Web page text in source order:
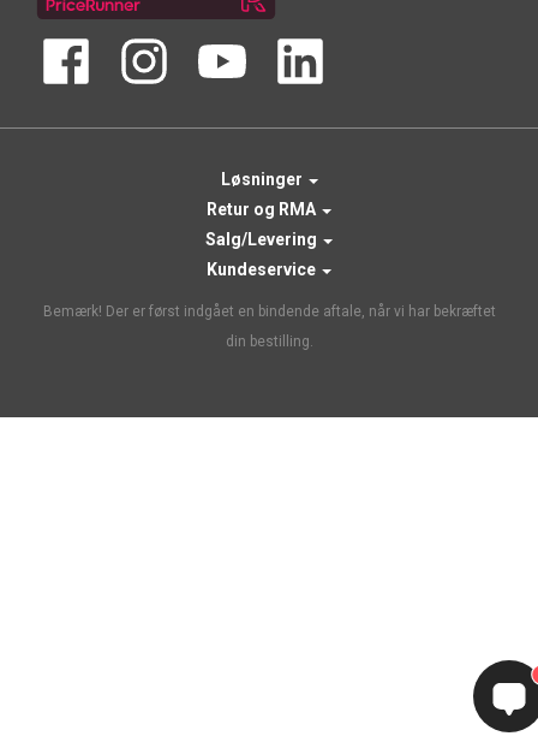
Løsninger
Retur og RMA
Salg/Levering
Kundeservice
Bemærk! Der er først indgået en bindende aftale, når vi har bekræftet
din bestilling.